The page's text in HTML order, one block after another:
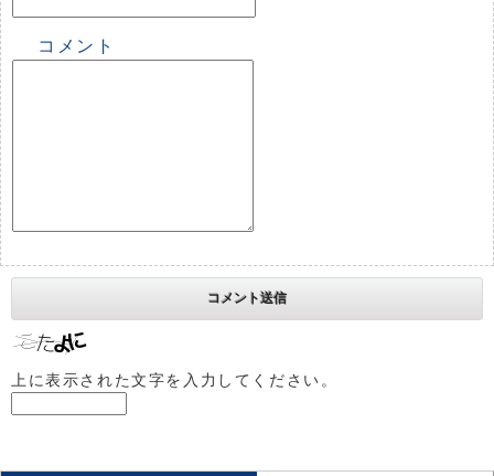
コメント
上に表示された文字を入力してください。